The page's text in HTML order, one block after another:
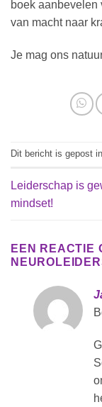
boek aanbevelen
van macht naar
Je mag ons
Dit bericht is gepost in
Leiderschap is
mindset!
EEN REACTIE